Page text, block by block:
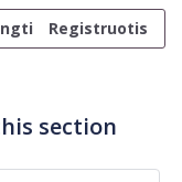
Registruotis
section